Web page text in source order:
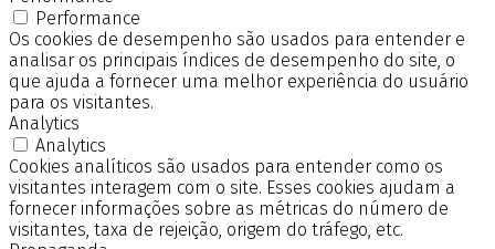
Performance
Os cookies de desempenho são usados para entender e
analisar os principais índices de desempenho do site, o
que ajuda a fornecer uma melhor experiência do usuário
para os visitantes.
Analytics
Analytics
Cookies analíticos são usados para entender como os
visitantes interagem com o site. Esses cookies ajudam a
fornecer informações sobre as métricas do número de
visitantes, taxa de rejeição, origem do tráfego, etc.